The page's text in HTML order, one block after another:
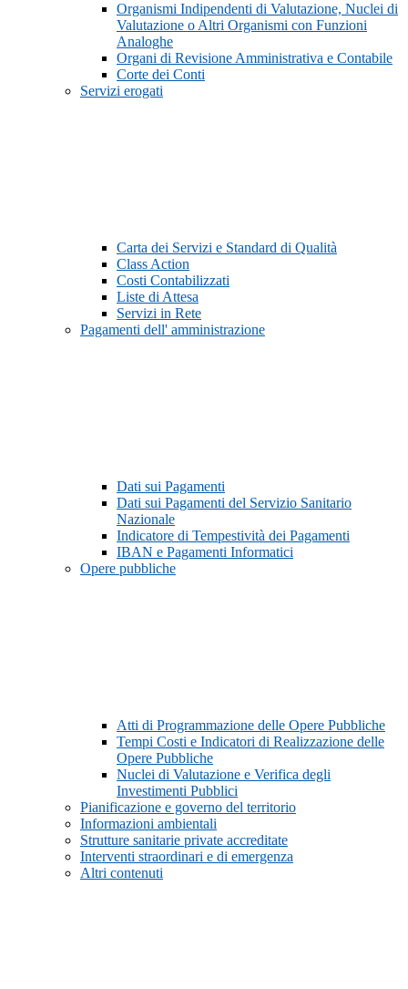
Organismi Indipendenti di Valutazione, Nuclei di
Valutazione o Altri Organismi con Funzioni
Analoghe
Organi di Revisione Amministrativa e Contabile
Corte dei Conti
Servizi erogati
Carta dei Servizi e Standard di Qualità
Class Action
Costi Contabilizzati
Liste di Attesa
Servizi in Rete
Pagamenti dell' amministrazione
Dati sui Pagamenti
Dati sui Pagamenti del Servizio Sanitario
Nazionale
Indicatore di Tempestività dei Pagamenti
IBAN e Pagamenti Informatici
Opere pubbliche
Atti di Programmazione delle Opere Pubbliche
Tempi Costi e Indicatori di Realizzazione delle
Opere Pubbliche
Nuclei di Valutazione e Verifica degli
Investimenti Pubblici
Pianificazione e governo del territorio
Informazioni ambientali
Strutture sanitarie private accreditate
Interventi straordinari e di emergenza
Altri contenuti